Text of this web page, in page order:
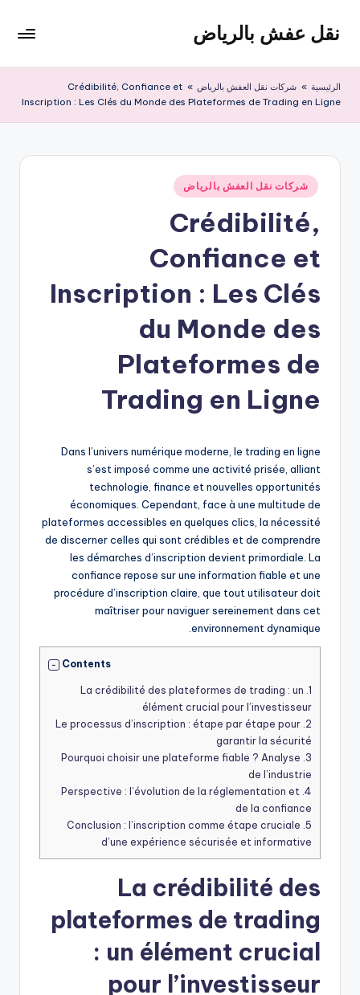
التجاوز
المحتوى
نقل عفش بالرياض
عفش
ريال
الرئيسية » شركات نقل العفش بالرياض »
Crédibilité, Confiance et
Inscription : Les Clés du Monde des Plateformes de Trading en Ligne
نُشر
في
شركات نقل العفش بالرياض
Crédibilité,
Confiance et
Inscription : Les Clés
du Monde des
Plateformes de
Trading en Ligne
Dans l’univers numérique moderne, le trading en ligne
s’est imposé comme une activité prisée, alliant
technologie, finance et nouvelles opportunités
économiques. Cependant, face à une multitude de
plateformes accessibles en quelques clics, la nécessité
de discerner celles qui sont crédibles et de comprendre
les démarches d’inscription devient primordiale. La
confiance repose sur une information fiable et une
procédure d’inscription claire, que tout utilisateur doit
maîtriser pour naviguer sereinement dans cet
environnement dynamique.
Contents
1.
La crédibilité des plateformes de trading : un
élément crucial pour l’investisseur
2.
Le processus d’inscription : étape par étape pour
garantir la sécurité
3.
Pourquoi choisir une plateforme fiable ? Analyse
de l’industrie
4.
Perspective : l’évolution de la réglementation et
de la confiance
5.
Conclusion : l’inscription comme étape cruciale
d’une expérience sécurisée et informative
La crédibilité des
plateformes de trading
: un élément crucial
pour l’investisseur